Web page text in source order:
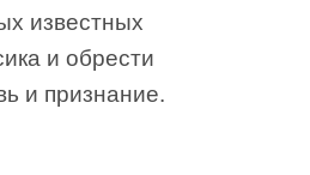
известных
и обрести
и признание.